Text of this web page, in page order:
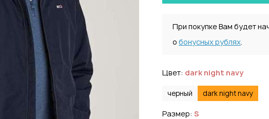
При покупке Вам будет
о бонусных рублях.
Цвет: dark night navy
черный dark night navy
Размер: S